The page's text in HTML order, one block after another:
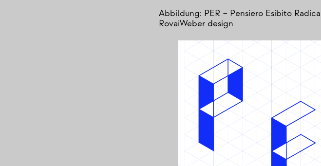
Abbildung: PER – Pensiero Esibito
RovaiWeber design